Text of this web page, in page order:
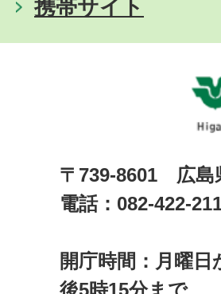
携帯サイト
〒739-8601 広
電話：082-422-
開庁時間：月曜
後5時15分まで